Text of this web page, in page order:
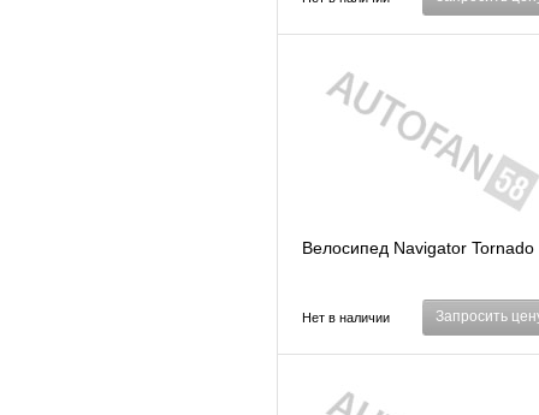
Велосипед Navigator Tornado
Нет в наличии Запросить